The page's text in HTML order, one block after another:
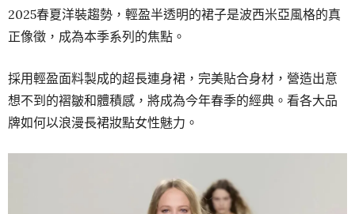
2025春夏洋裝趨勢，輕盈半透明的裙子是波西米亞風格的真
正像徵，成為本季系列的焦點。
採用輕盈面料製成的超長連身裙，完美貼合身材，營造出意
想不到的褶皺和體積感，將成為今年春季的經典。看各大品
牌如何以浪漫長裙妝點女性魅力。